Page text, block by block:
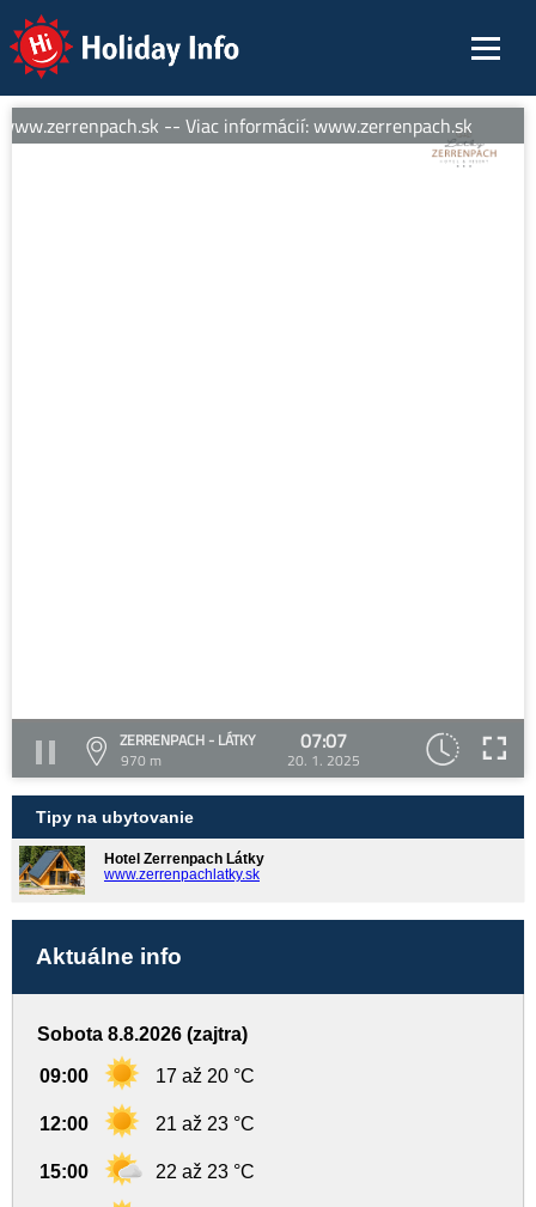
Holiday Info
-- Viac informácií: www.zerrenpach.sk
ZERRENPACH - LÁTKY
970 m
07:07
20. 1. 2025
Tipy na ubytovanie
Hotel Zerrenpach Látky
www.zerrenpachlatky.sk
Aktuálne info
Sobota 8.8.2026 (zajtra)
09:00 17 až 20 °C
12:00 21 až 23 °C
15:00 22 až 23 °C